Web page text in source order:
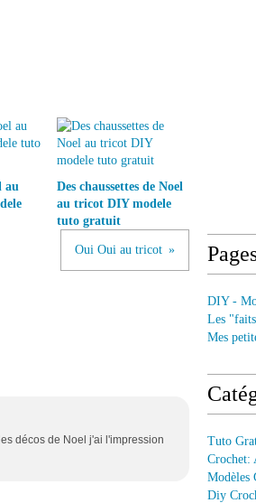
au
Des chaussettes de Noel
au tricot DIY modele
tuto gratuit
Oui Oui au tricot
décos de Noel j'ai l'impression
DIY -
Les
Mes
Tuto
Crochet:
Modèles
Diy